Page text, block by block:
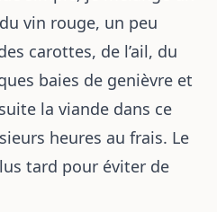
vin rouge, un peu
carottes, de l’ail, du
baies de genièvre et
la viande dans ce
heures au frais. Le
tard pour éviter de